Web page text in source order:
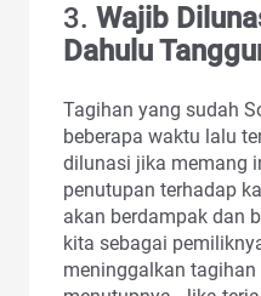
3. Wajib
Dahulu
Tagihan yang sudah
beberapa waktu lalu
dilunasi jika memang
penutupan terhadap
akan berdampak dan
kita sebagai
meninggalkan